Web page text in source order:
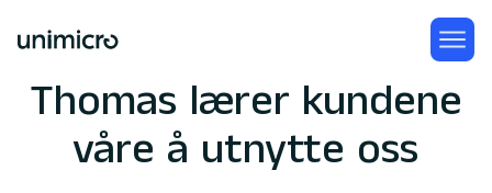
Thomas lærer kundene
våre å utnytte oss